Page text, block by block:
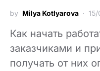
by Milya Kotlyarova
Как начать
заказчиками и
получать от них